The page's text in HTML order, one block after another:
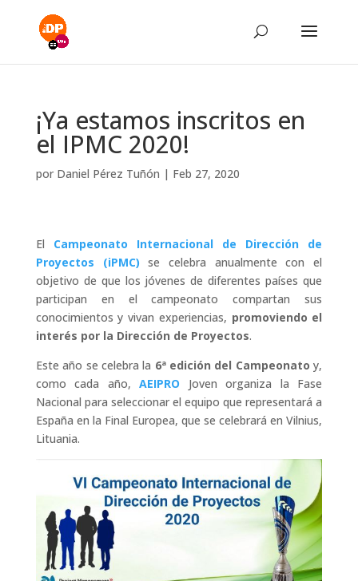
¡Ya estamos inscritos en
el IPMC 2020!
por Daniel Pérez Tuñón | Feb 27, 2020
El
Campeonato Internacional de Dirección de
Proyectos (iPMC) se celebra anualmente con el
objetivo de que los jóvenes de diferentes países que
participan en el campeonato compartan sus
conocimientos y vivan experiencias, promoviendo el
interés por la Dirección de Proyectos.
Este año se celebra la 6ª edición del Campeonato y,
como cada año,AEIPRO Joven organiza la Fase
Nacional para seleccionar el equipo que representará a
España en la Final Europea, que se celebrará en Vilnius,
Lituania.